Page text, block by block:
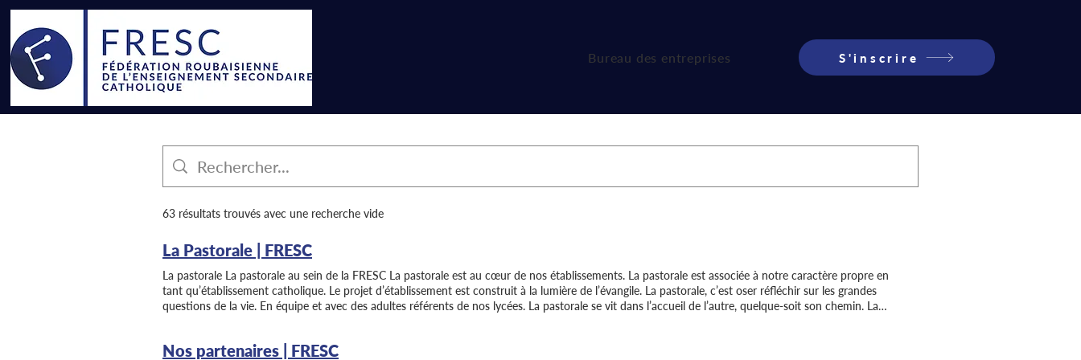
Bureau des entreprises S'inscrire
63 résultats trouvés avec une recherche vide
La Pastorale | FRESC
La pastorale La pastorale au sein de la FRESC La pastorale est au cœur de nos établissements. La pastorale est associée à notre caractère propre en
tant qu’établissement catholique. Le projet d’établissement est construit à la lumière de l’évangile. La pastorale, c’est oser réfléchir sur les grandes
questions de la vie. En équipe et avec des adultes référents de nos lycées. La pastorale se vit dans l’accueil de l’autre, quelque-soit son chemin. La
Certificat de Formation Générale (CFG). Toutes nos félicitations à nos élèves qui ont obtenu leur diplôme ! 👏 Une mention particulière à celles et
Nos partenaires | FRESC